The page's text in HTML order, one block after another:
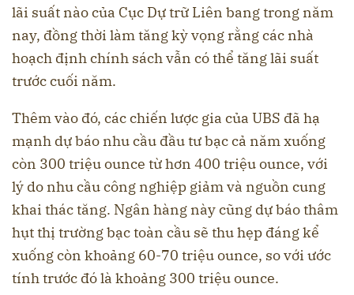
lãi suất nào của Cục Dự trữ Liên bang trong năm
nay, đồng thời làm tăng kỳ vọng rằng các nhà
hoạch định chính sách vẫn có thể tăng lãi suất
trước cuối năm.
Thêm vào đó, các chiến lược gia của UBS đã hạ
mạnh dự báo nhu cầu đầu tư bạc cả năm xuống
còn 300 triệu ounce từ hơn 400 triệu ounce, với
lý do nhu cầu công nghiệp giảm và nguồn cung
khai thác tăng. Ngân hàng này cũng dự báo thâm
hụt thị trường bạc toàn cầu sẽ thu hẹp đáng kể
xuống còn khoảng 60-70 triệu ounce, so với ước
tính trước đó là khoảng 300 triệu ounce.